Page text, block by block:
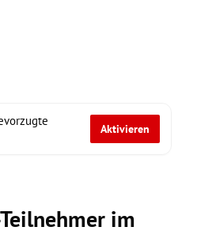
Aktivieren
im